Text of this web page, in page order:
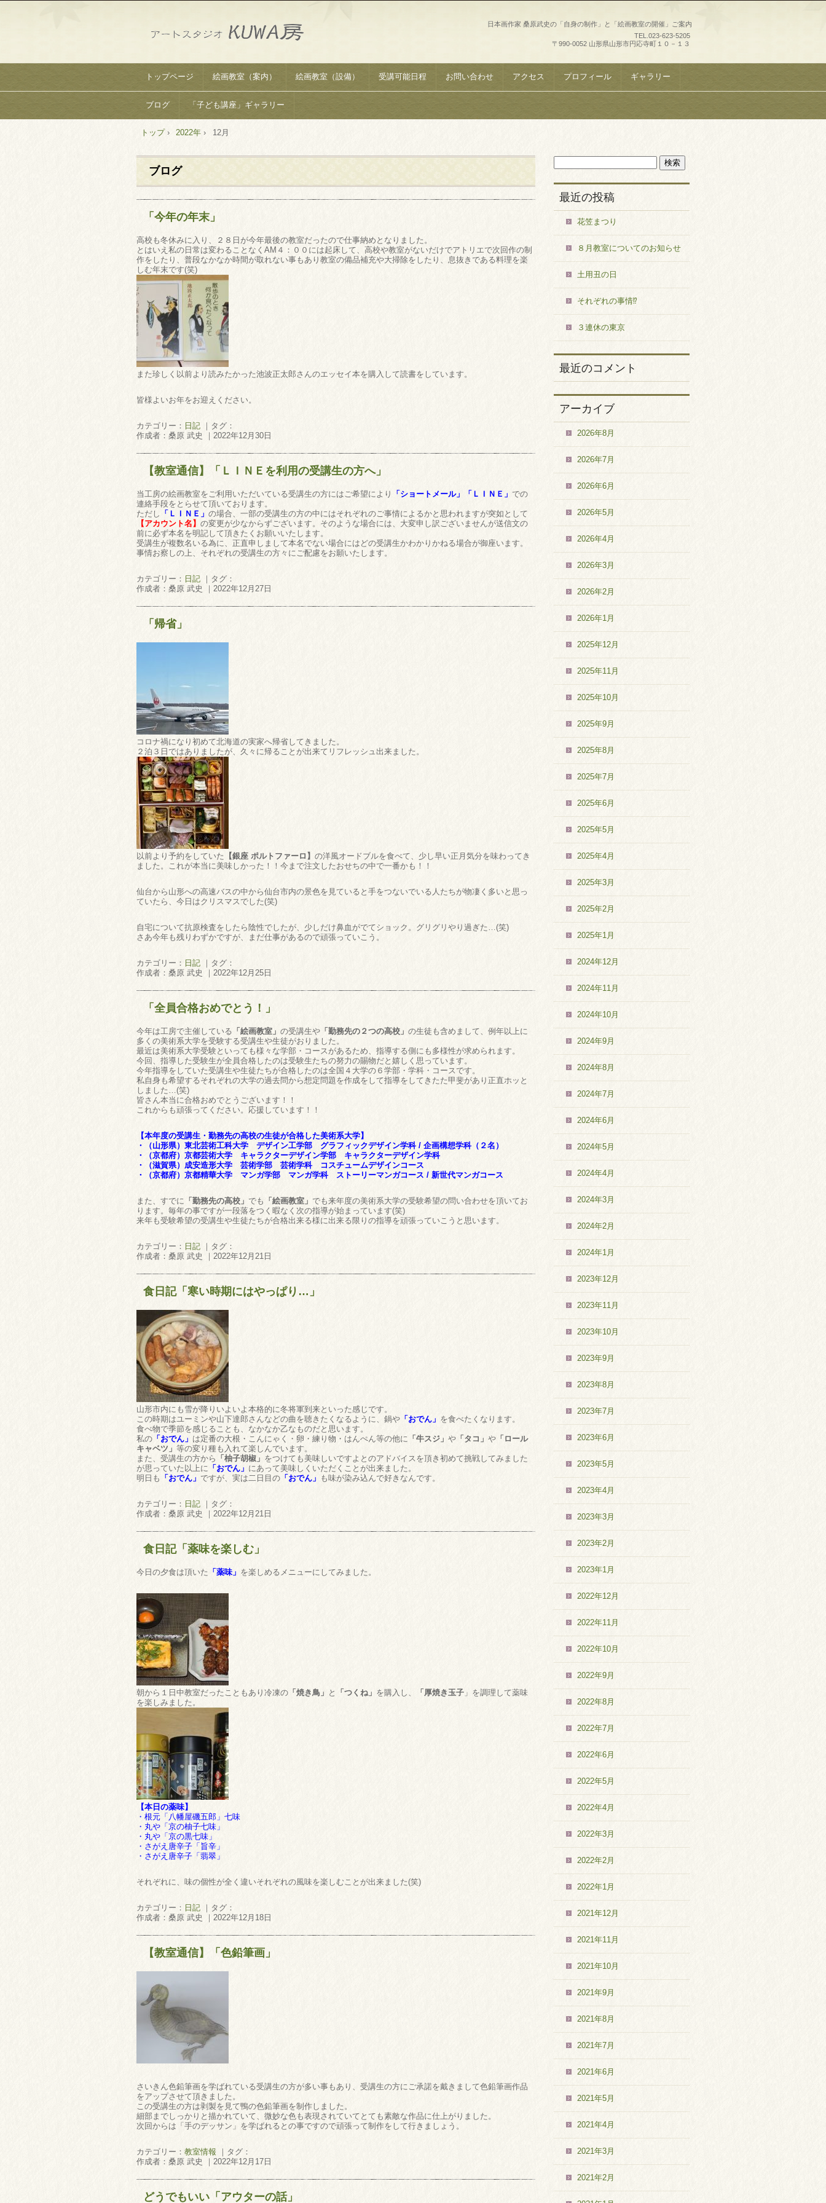
日本画作家 桑原武史の「自身の制作」と「絵画教室の開催」ご案内
TEL. 023-623-5205
〒990-0052 山形県山形市円応寺町１０－１３
トップページ 絵画教室（案内） 絵画教室（設備） 受講可能日程 お問い合わせ アクセス プロフィール ギャラリー
ブログ 「子ども講座」ギャラリー
トップ› 2022年 › 12月
ブログ
「今年の年末」
高校も冬休みに入り、２８日が今年最後の教室だったので仕事納めとなりました。
とはいえ私の日常は変わることなくAM４：００には起床して、高校や教室がないだけでアトリエで次回作の制
作をしたり、普段なかなか時間が取れない事もあり教室の備品補充や大掃除をしたり、息抜きである料理を楽
しむ年末です(笑)
また珍しく以前より読みたかった池波正太郎さんのエッセイ本を購入して読書をしています。
皆様よいお年をお迎えください。
カテゴリー： 日記 ｜タグ：
作成者：桑原 武史 ｜2022年12月30日
【教室通信】「ＬＩＮＥを利用の受講生の方へ」
当工房の絵画教室をご利用いただいている受講生の方にはご希望により 「ショートメール」「ＬＩＮＥ」 での
連絡手段をとらせて頂いております。
ただし 「ＬＩＮＥ」 の場合、一部の受講生の方の中にはそれぞれのご事情によるかと思われますが突如として
【アカウント名】 の変更が少なからずございます。そのような場合には、大変申し訳ございませんが送信文の
前に必ず本名を明記して頂きたくお願いいたします。
受講生が複数名いる為に、正直申しまして本名でない場合にはどの受講生かわかりかねる場合が御座います。
事情お察しの上、それぞれの受講生の方々にご配慮をお願いたします。
カテゴリー： 日記 ｜タグ：
作成者：桑原 武史 ｜2022年12月27日
「帰省」
コロナ禍になり初めて北海道の実家へ帰省してきました。
２泊３日ではありましたが、久々に帰ることが出来てリフレッシュ出来ました。
以前より予約をしていた 【銀座 ポルトファーロ】 の洋風オードブルを食べて、少し早い正月気分を味わってき
ました。これが本当に美味しかった！！今まで注文したおせちの中で一番かも！！
仙台から山形への高速バスの中から仙台市内の景色を見ていると手をつないでいる人たちが物凄く多いと思っ
ていたら、今日はクリスマスでした(笑)
自宅について抗原検査をしたら陰性でしたが、少しだけ鼻血がでてショック。グリグリやり過ぎた…(笑)
さあ今年も残りわずかですが、まだ仕事があるので頑張っていこう。
カテゴリー： 日記 ｜タグ：
作成者：桑原 武史 ｜2022年12月25日
「全員合格おめでとう！」
今年は工房で主催している 「絵画教室」 の受講生や 「勤務先の２つの高校」 の生徒も含めまして、例年以上に
多くの美術系大学を受験する受講生や生徒がおりました。
最近は美術系大学受験といっても様々な学部・コースがあるため、指導する側にも多様性が求められます。
今回、指導した受験生が全員合格したのは受験生たちの努力の賜物だと嬉しく思っています。
今年指導をしていた受講生や生徒たちが合格したのは全国４大学の６学部・学科・コースです。
私自身も希望するそれぞれの大学の過去問から想定問題を作成をして指導をしてきたた甲斐があり正直ホッと
しました…(笑)
皆さん本当に合格おめでとうございます！！
これからも頑張ってください。応援しています！！
【本年度の受講生・勤務先の高校の生徒が合格した美術系大学】
・（山形県）東北芸術工科大学 デザイン工学部 グラフィックデザイン学科 / 企画構想学科（２名）
・（京都府）京都芸術大学 キャラクターデザイン学部 キャラクターデザイン学科
・（滋賀県）成安造形大学 芸術学部 芸術学科 コスチュームデザインコース
・（京都府）京都精華大学 マンガ学部 マンガ学科 ストーリーマンガコース / 新世代マンガコース
また、すでに 「勤務先の高校」 でも 「絵画教室」 でも来年度の美術系大学の受験希望の問い合わせを頂いてお
ります。毎年の事ですが一段落をつく暇なく次の指導が始まっています(笑)
来年も受験希望の受講生や生徒たちが合格出来る様に出来る限りの指導を頑張っていこうと思います。
カテゴリー： 日記 ｜タグ：
作成者：桑原 武史 ｜2022年12月21日
食日記「寒い時期にはやっぱり…」
山形市内にも雪が降りいよいよ本格的に冬将軍到来といった感じです。
この時期はユーミンや山下達郎さんなどの曲を聴きたくなるように、鍋や 「おでん」 を食べたくなります。
食べ物で季節を感じることも、なかなか乙なものだと思います。
私の 「おでん」 は定番の大根・こんにゃく・卵・練り物・はんぺん等の他に 「牛スジ」 や 「タコ」 や 「ロール
キャベツ」 等の変り種も入れて楽しんでいます。
また、受講生の方から 「柚子胡椒」 をつけても美味しいですよとのアドバイスを頂き初めて挑戦してみました
が思っていた以上に 「おでん」 にあって美味しくいただくことが出来ました。
明日も 「おでん」 ですが、実は二日目の 「おでん」 も味が染み込んで好きなんです。
カテゴリー： 日記 ｜タグ：
作成者：桑原 武史 ｜2022年12月21日
食日記「薬味を楽しむ」
今日の夕食は頂いた 「薬味」 を楽しめるメニューにしてみました。
朝から１日中教室だったこともあり冷凍の 「焼き鳥」 と 「つくね」 を購入し、 「厚焼き玉子 」を調理して薬味
を楽しみました。
【本日の薬味】
・根元「八幡屋磯五郎」七味
・丸や「京の柚子七味」
・丸や「京の黒七味」
・さがえ唐辛子「旨辛」
・さがえ唐辛子「翡翠」
それぞれに、味の個性が全く違いそれぞれの風味を楽しむことが出来ました(笑)
カテゴリー： 日記 ｜タグ：
作成者：桑原 武史 ｜2022年12月18日
【教室通信】「色鉛筆画」
さいきん色鉛筆画を学ばれている受講生の方が多い事もあり、受講生の方にご承諾を戴きまして色鉛筆画作品
をアップさせて頂きました。
この受講生の方は剥製を見て鴨の色鉛筆画を制作しました。
細部までしっかりと描かれていて、微妙な色も表現されていてとても素敵な作品に仕上がりました。
次回からは「手のデッサン」を学ばれるとの事ですので頑張って制作をして行きましょう。
カテゴリー： 教室情報 ｜タグ：
作成者：桑原 武史 ｜2022年12月17日
どうでもいい「アウターの話」
最近の投稿
花笠まつり
８月教室についてのお知らせ
土用丑の日
それぞれの事情⁉
３連休の東京
最近のコメント
アーカイブ
2026年8月
2026年7月
2026年6月
2026年5月
2026年4月
2026年3月
2026年2月
2026年1月
2025年12月
2025年11月
2025年10月
2025年9月
2025年8月
2025年7月
2025年6月
2025年5月
2025年4月
2025年3月
2025年2月
2025年1月
2024年12月
2024年11月
2024年10月
2024年9月
2024年8月
2024年7月
2024年6月
2024年5月
2024年4月
2024年3月
2024年2月
2024年1月
2023年12月
2023年11月
2023年10月
2023年9月
2023年8月
2023年7月
2023年6月
2023年5月
2023年4月
2023年3月
2023年2月
2023年1月
2022年12月
2022年11月
2022年10月
2022年9月
2022年8月
2022年7月
2022年6月
2022年5月
2022年4月
2022年3月
2022年2月
2022年1月
2021年12月
2021年11月
2021年10月
2021年9月
2021年8月
2021年7月
2021年6月
2021年5月
2021年4月
2021年3月
2021年2月